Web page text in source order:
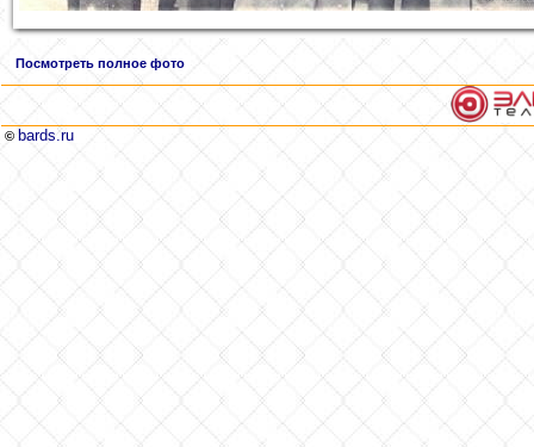
Посмотреть полное фото
© bards.ru